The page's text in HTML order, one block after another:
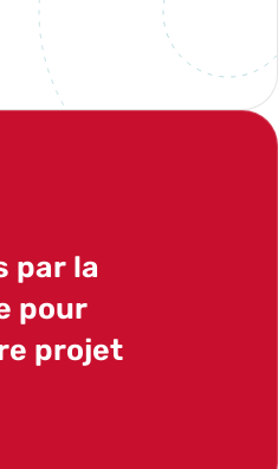
par la
pour
projet